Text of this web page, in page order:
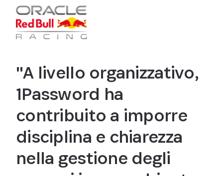
"A livello organizzativo,
1Password ha
contribuito a imporre
disciplina e chiarezza
nella gestione degli